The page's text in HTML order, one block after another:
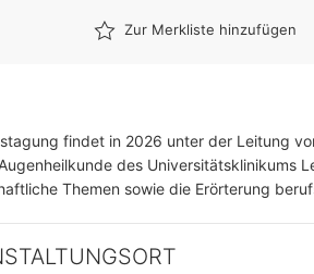
Zur Merkliste hinzufügen
findet in 2026 unter der Leitung
des Universitätsklinikums
Themen sowie die Erörterung